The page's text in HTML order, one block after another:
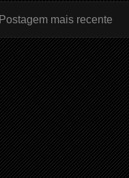
Postagem mais recente